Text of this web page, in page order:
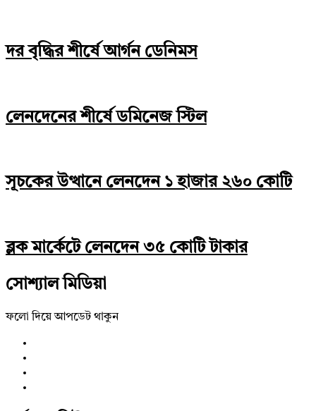
দর বৃদ্ধির শীর্ষে আর্গন ডেনিমস
লেনদেনের শীর্ষে ডমিনেজ স্টিল
সূচকের উত্থানে লেনদেন ১ হাজার ২৬০ কোটি
ব্লক মার্কেটে লেনদেন ৩৫ কোটি টাকার
সোশ্যাল মিডিয়া
ফলো দিয়ে আপডেট থাকুন